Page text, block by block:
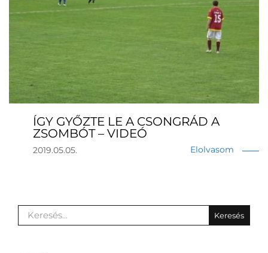
ÍGY GYŐZTE LE A CSONGRÁD A
ZSOMBÓT – VIDEÓ
2019.05.05. Elolvasom